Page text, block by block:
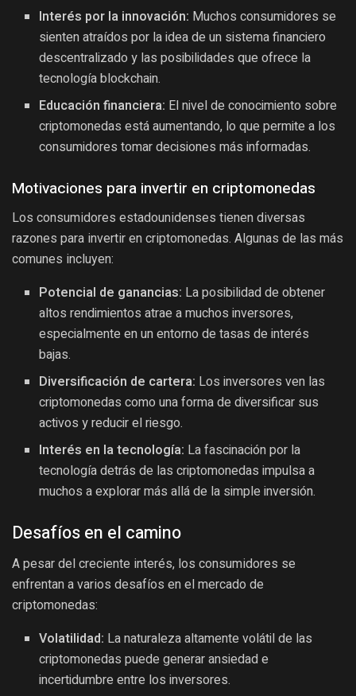
Interés por la innovación: Muchos consumidores se
sienten atraídos por la idea de un sistema financiero
descentralizado y las posibilidades que ofrece la
tecnología blockchain.
Educación financiera: El nivel de conocimiento sobre
criptomonedas está aumentando, lo que permite a los
consumidores tomar decisiones más informadas.
Motivaciones para invertir en criptomonedas
Los consumidores estadounidenses tienen diversas
razones para invertir en criptomonedas. Algunas de las más
comunes incluyen:
Potencial de ganancias: La posibilidad de obtener
altos rendimientos atrae a muchos inversores,
especialmente en un entorno de tasas de interés
bajas.
Diversificación de cartera: Los inversores ven las
criptomonedas como una forma de diversificar sus
activos y reducir el riesgo.
Interés en la tecnología: La fascinación por la
tecnología detrás de las criptomonedas impulsa a
muchos a explorar más allá de la simple inversión.
Desafíos en el camino
A pesar del creciente interés, los consumidores se
enfrentan a varios desafíos en el mercado de
criptomonedas:
Volatilidad: La naturaleza altamente volátil de las
criptomonedas puede generar ansiedad e
incertidumbre entre los inversores.